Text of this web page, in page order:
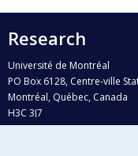
Research
Université de Montréal
PO Box 6128, Centre-ville
Montréal, Québec, Canada
H3C 3J7